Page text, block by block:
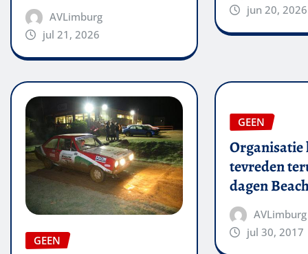
AVLimburg
jul 21, 2026
jun 20, 2026
GEEN
GEEN
tevreden
dagen
AVLimburg
jul 30, 2017